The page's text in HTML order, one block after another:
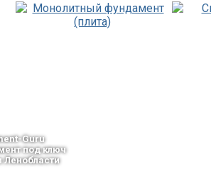
Guru
под ключ
Ленобласти